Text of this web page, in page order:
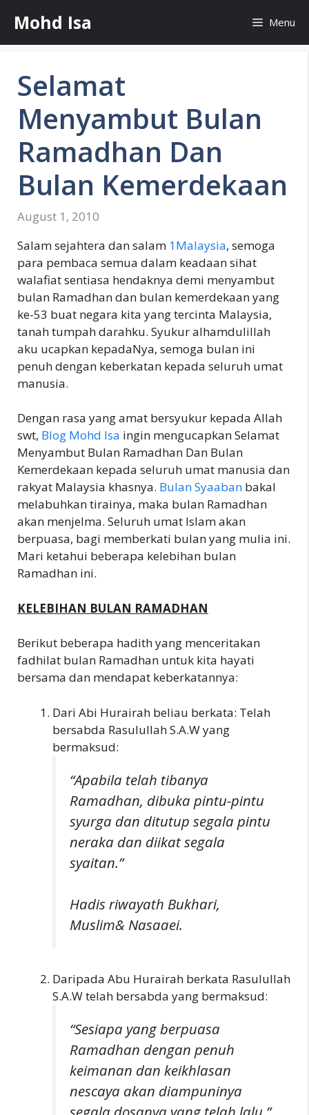
content
Mohd Isa Menu
Selamat
Menyambut Bulan
Ramadhan Dan
Bulan Kemerdekaan
August 1, 2010
Salam sejahtera dan salam 1Malaysia, semoga
para pembaca semua dalam keadaan sihat
walafiat sentiasa hendaknya demi menyambut
bulan Ramadhan dan bulan kemerdekaan yang
ke-53 buat negara kita yang tercinta Malaysia,
tanah tumpah darahku. Syukur alhamdulillah
aku ucapkan kepadaNya, semoga bulan ini
penuh dengan keberkatan kepada seluruh umat
manusia.
Dengan rasa yang amat bersyukur kepada Allah
swt, Blog Mohd Isa ingin mengucapkan Selamat
Menyambut Bulan Ramadhan Dan Bulan
Kemerdekaan kepada seluruh umat manusia dan
rakyat Malaysia khasnya. Bulan Syaaban bakal
melabuhkan tirainya, maka bulan Ramadhan
akan menjelma. Seluruh umat Islam akan
berpuasa, bagi memberkati bulan yang mulia ini.
Mari ketahui beberapa kelebihan bulan
Ramadhan ini.
KELEBIHAN BULAN RAMADHAN
Berikut beberapa hadith yang menceritakan
fadhilat bulan Ramadhan untuk kita hayati
bersama dan mendapat keberkatannya:
Dari Abi Hurairah beliau berkata: Telah
bersabda Rasulullah S.A.W yang
bermaksud:
“Apabila telah tibanya
Ramadhan, dibuka pintu-pintu
syurga dan ditutup segala pintu
neraka dan diikat segala
syaitan.”
Hadis riwayath Bukhari,
Muslim& Nasaaei.
Daripada Abu Hurairah berkata Rasulullah
S.A.W telah bersabda yang bermaksud:
“Sesiapa yang berpuasa
Ramadhan dengan penuh
keimanan dan keikhlasan
nescaya akan diampuninya